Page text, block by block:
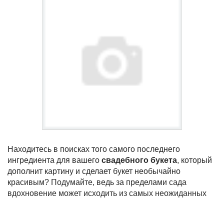
Находитесь в поисках того самого последнего
ингредиента для вашего свадебного букета, который
дополнит картину и сделает букет необычайно
красивым? Подумайте, ведь за пределами сада
вдохновение может исходить из самых неожиданных